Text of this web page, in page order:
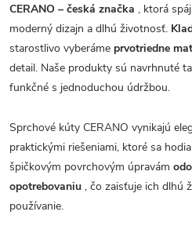
CERANO – česká značka , ktorá
moderný dizajn a dlhú životnosť.
starostlivo vyberáme prvotriedne
detail. Naše produkty sú navrhnuté
funkčné s jednoduchou údržbou.
Sprchové kúty CERANO vynikajú
praktickými riešeniami, ktoré sa
špičkovým povrchovým úpravám
opotrebovaniu , čo zaisťuje ich dlhú
používanie.